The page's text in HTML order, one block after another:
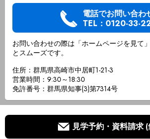
電話でお問い合わ
TEL：0120-33-
お問い合わせの際は「ホームページを見て
とスムーズです。
住所：群馬県高崎市中居町1-21-3
営業時間：9:30～18:30
免許番号：群馬県知事(3)第7314号
見学予約・資料請求 (